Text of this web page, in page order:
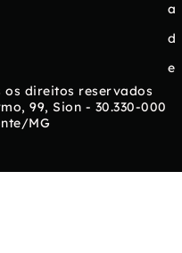
a
d
e
os direitos reservados
99, Sion - 30.330-000
MG